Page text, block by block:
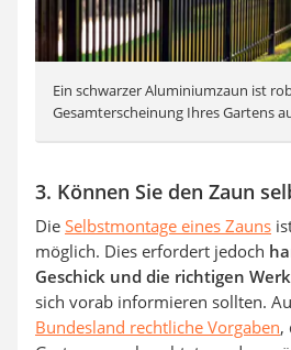
Ein schwarzer Aluminiumzaun ist
Gesamterscheinung Ihres Gartens
3. Können Sie den Zaun
Die Selbstmontage eines Zauns
möglich. Dies erfordert jedoch
Geschick und die richtigen
sich vorab informieren sollten.
Bundesland rechtliche Vorgaben,